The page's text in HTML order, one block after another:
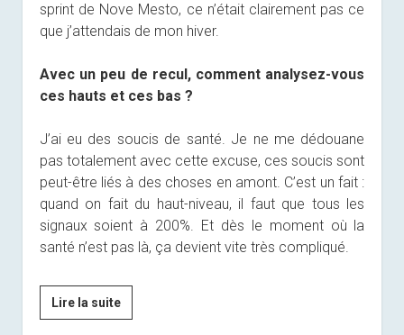
sprint de Nove Mesto, ce n’était clairement pas ce
que j’attendais de mon hiver.
Avec un peu de recul, comment analysez-vous
ces hauts et ces bas ?
J’ai eu des soucis de santé. Je ne me dédouane
pas totalement avec cette excuse, ces soucis sont
peut-être liés à des choses en amont. C’est un fait :
quand on fait du haut-niveau, il faut que tous les
signaux soient à 200%. Et dès le moment où la
santé n’est pas là, ça devient vite très compliqué.
Lire la suite[Presse]
Anaïs